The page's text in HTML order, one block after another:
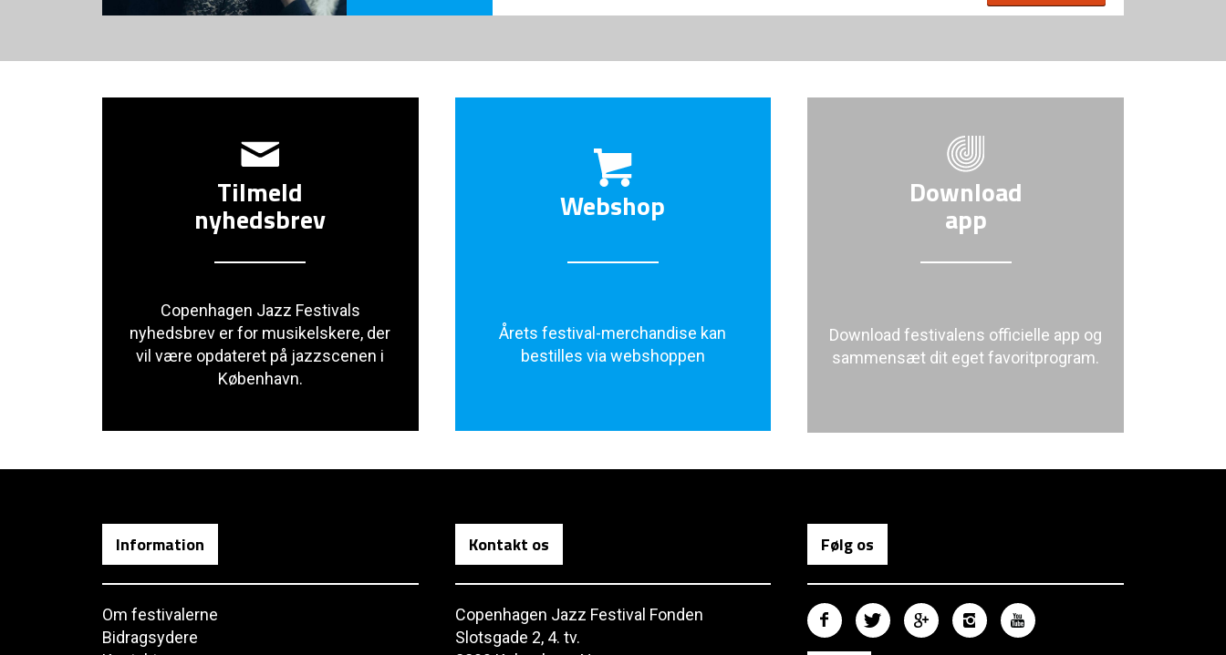
Tilmeld
nyhedsbrev
Copenhagen Jazz Festivals
nyhedsbrev er for musikelskere, der
vil være opdateret på jazzscenen i
København.
Webshop
Årets festival-merchandise kan
bestilles via webshoppen
Download
app
Download festivalens officielle app og
sammensæt dit eget favoritprogram.
Information
Om festivalerne
Bidragsydere
Kontakt os
Copenhagen Jazz Festival Fonden
Slotsgade 2, 4. tv.
Følg os